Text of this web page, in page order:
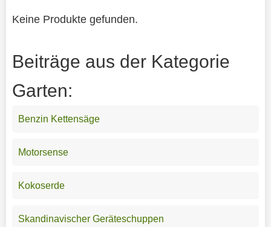
Keine Produkte gefunden.
Beiträge aus der Kategorie
Garten:
Benzin Kettensäge
Motorsense
Kokoserde
Skandinavischer Geräteschuppen